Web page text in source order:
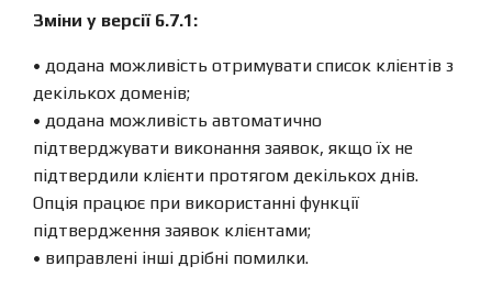
Зміни у версії 6.7.1:
• додана можливість отримувати список клієнтів з
декількох доменів;
• додана можливість автоматично
підтверджувати виконання заявок, якщо їх не
підтвердили клієнти протягом декількох днів.
Опція працює при використанні функції
підтвердження заявок клієнтами;
• виправлені інші дрібні помилки.